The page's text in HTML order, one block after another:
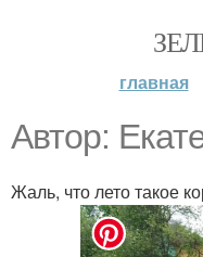
главная
Автор:
Жаль, что лето такое